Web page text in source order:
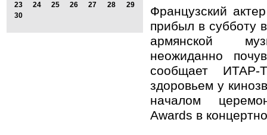
23
24 25 26 27 28
29
30
Французский
прибыл в субботу
армянской
неожиданно
сообщает
здоровьем у
началом
Awards в